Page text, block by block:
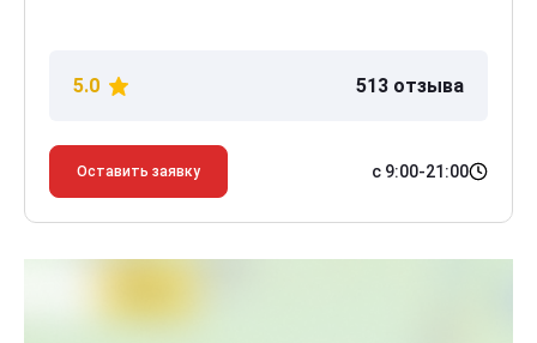
5.0 513 отзыва
Оставить заявку с 9:00-21:00